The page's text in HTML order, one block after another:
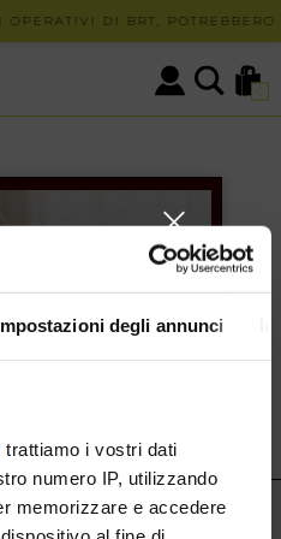
degli annunci
trattiamo i vostri dati
numero IP, utilizzando
memorizzare e accedere
DI BRT,
0
SOLO PRESSO I